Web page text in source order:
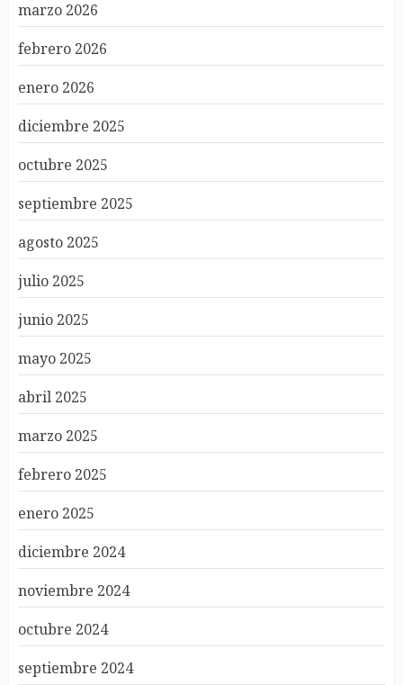
marzo 2026
febrero 2026
enero 2026
diciembre 2025
octubre 2025
septiembre 2025
agosto 2025
julio 2025
junio 2025
mayo 2025
abril 2025
marzo 2025
febrero 2025
enero 2025
diciembre 2024
noviembre 2024
octubre 2024
septiembre 2024